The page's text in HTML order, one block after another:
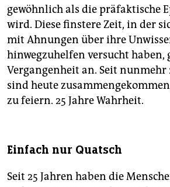
gewöhnlich als die präfaktische
wird. Diese finstere Zeit, in der
mit Ahnungen über ihre
hinwegzuhelfen versucht haben,
Vergangenheit an. Seit nunmehr
sind heute
zu feiern. 25 Jahre Wahrheit.
Einfach nur Quatsch
Seit 25 Jahren haben die